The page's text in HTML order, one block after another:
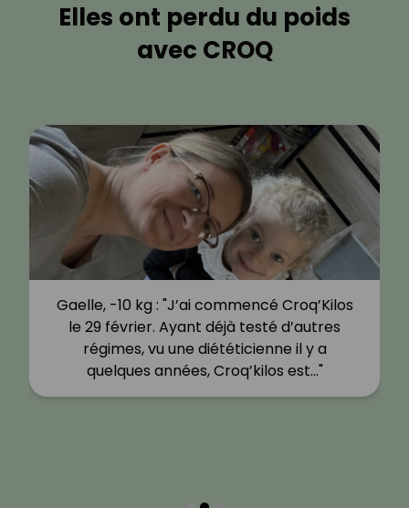
Elles ont perdu du poids
avec CROQ
Gaelle, -10 kg : "J’ai commencé Croq’Kilos
le 29 février. Ayant déjà testé d’autres
régimes, vu une diététicienne il y a
quelques années, Croq’kilos est…"